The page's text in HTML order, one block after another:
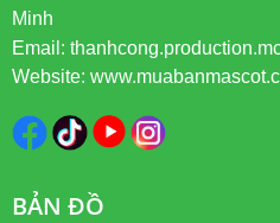
Minh
Email:
Website:
BẢN ĐỒ